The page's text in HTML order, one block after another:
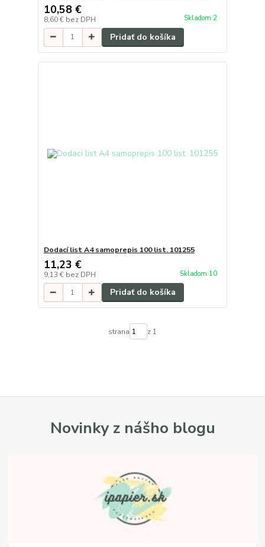
10,58 €
8,60 € bez DPH Skladom 2
Pridať do košíka
Dodací list A4 samoprepis 100 list. 101255
11,23 €
9,13 € bez DPH Skladom 10
Pridať do košíka
strana z 1
Novinky z nášho blogu